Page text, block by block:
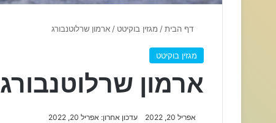
דף הבית/ מגזין בוקיטט /ארמון שרלוטנבורג
מגזין בוקיטט
ארמון שרלוטנבורג
אפריל 20, 2022 עדכון אחרון: אפריל 20, 2022